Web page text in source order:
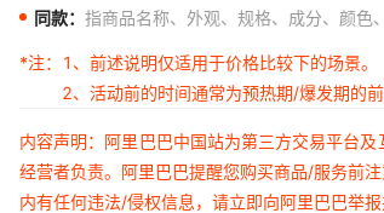
同款： 指商品名称、外观、规格、成分、颜色
*注：
1、前述说明仅适用于价格比较下的场景。
2、活动前的时间通常为预热期/爆发期的
内容声明：阿里巴巴中国站为第三方交易平台
经营者负责。阿里巴巴提醒您购买商品/服务前
内有任何违法/侵权信息，请立即向阿里巴巴举报